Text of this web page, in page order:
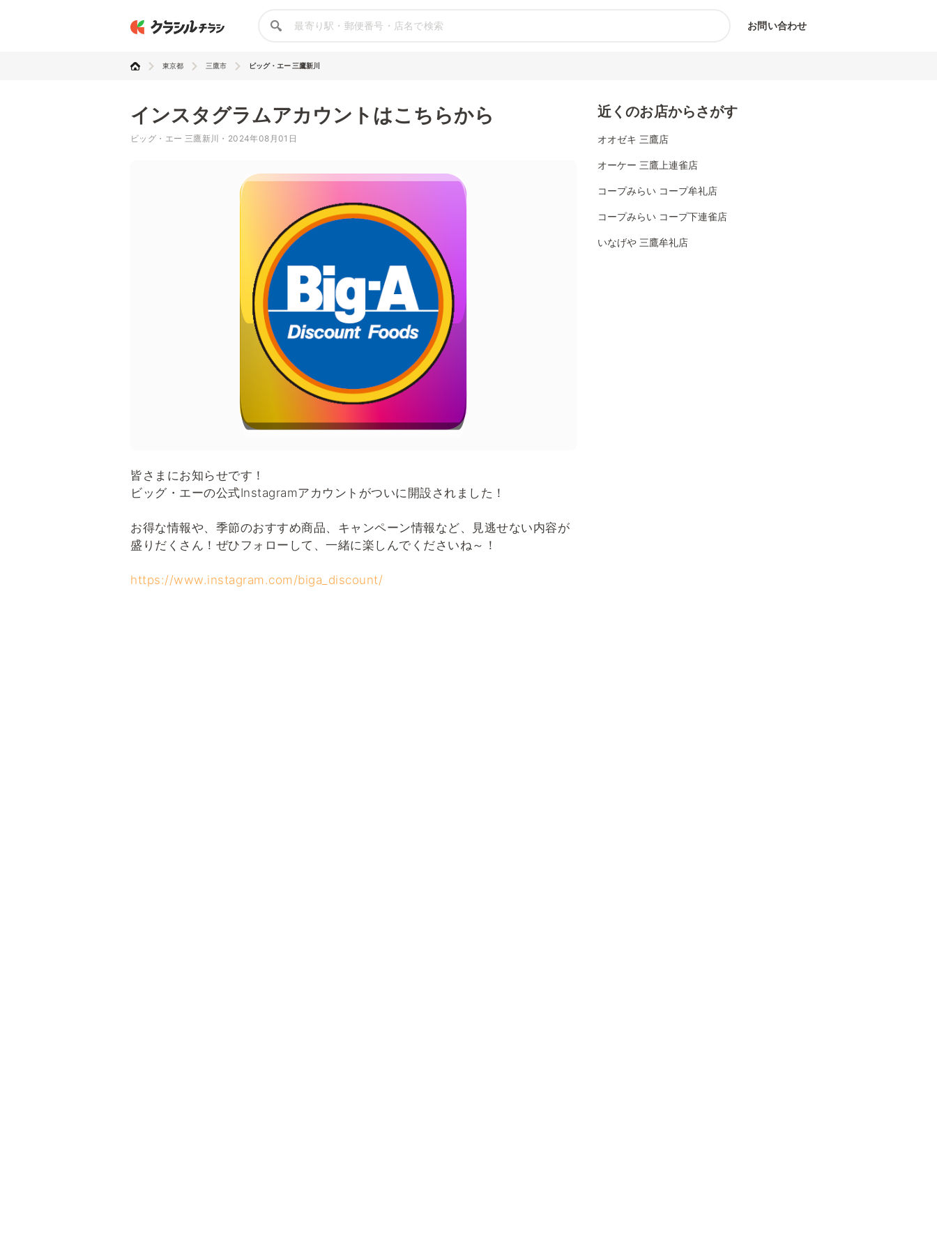
お問い合わせ
東京都 三鷹市 ビッグ・エー 三鷹新川
インスタグラムアカウントはこちらから
ビッグ・エー 三鷹新川・2024年08月01日
皆さまにお知らせです！
ビッグ・エーの公式Instagramアカウントがついに開設されました！
お得な情報や、季節のおすすめ商品、キャンペーン情報など、見逃せない内容が
盛りだくさん！ぜひフォローして、一緒に楽しんでくださいね～！
https://www.instagram.com/biga_discount/
近くのお店からさがす
オオゼキ 三鷹店
オーケー 三鷹上連雀店
コープみらい コープ牟礼店
コープみらい コープ下連雀店
いなげや 三鷹牟礼店